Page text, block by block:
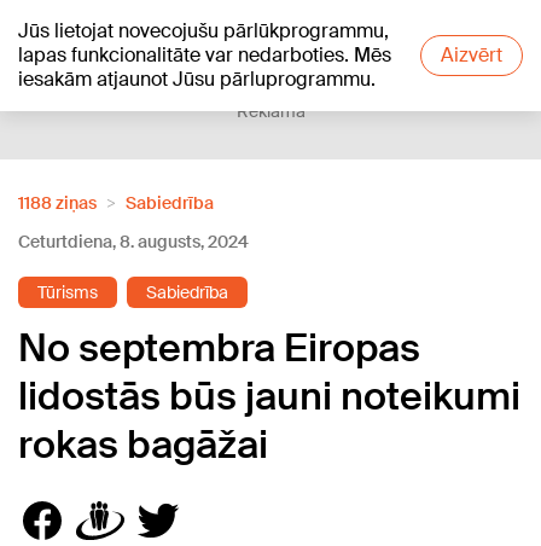
Jūs lietojat novecojušu pārlūkprogrammu,
lapas funkcionalitāte var nedarboties. Mēs
iesakām atjaunot Jūsu pārluprogrammu.
Aizvērt
+16°C
Reklāma
1188 ziņas
Sabiedrība
Ceturtdiena, 8. augusts, 2024
Tūrisms Sabiedrība
No septembra Eiropas
lidostās būs jauni noteikumi
rokas bagāžai